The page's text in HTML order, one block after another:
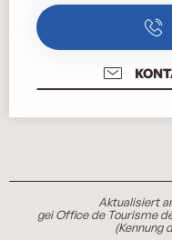
Aktualisiert
gei Office de Tourisme
(Kennung